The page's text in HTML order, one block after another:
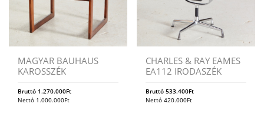
MAGYAR BAUHAUS
KAROSSZÉK
Bruttó 1.270.000Ft
Nettó 1.000.000Ft
CHARLES & RAY EAMES
EA112 IRODASZÉK
Bruttó533.400Ft
Nettó420.000Ft